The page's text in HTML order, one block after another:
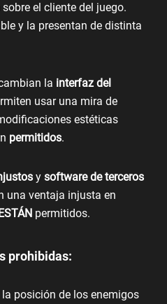
el cliente del juego.
y la presentan de distinta
la interfaz del
usar una mira de
estéticas
permitidos.
y software de terceros
una ventaja injusta en
permitidos.
prohibidas:
posición de los enemigos